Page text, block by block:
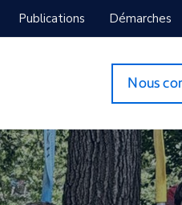
Publications Démarches
Nous